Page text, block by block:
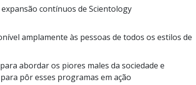
contínuos de Scientology
amplamente às pessoas de todos os estilos de
abordar os piores males da sociedade e
pôr esses programas em ação